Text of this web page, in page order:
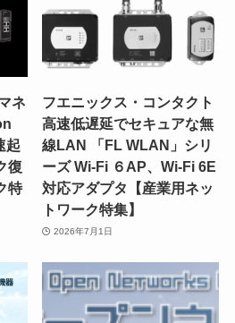
ネ
起
復
特
フエニックス・コンタクト
高速低遅延でセキュアな無
線LAN 「FL WLAN」シリ
ーズ Wi-Fi ６AP、Wi-Fi 6E
対応アダプタ【産業用ネッ
トワーク特集】
2026年7月1日